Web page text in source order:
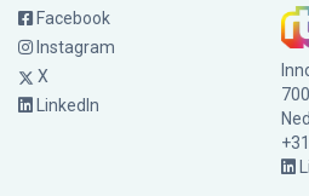
Facebook
Instagram
X
LinkedIn